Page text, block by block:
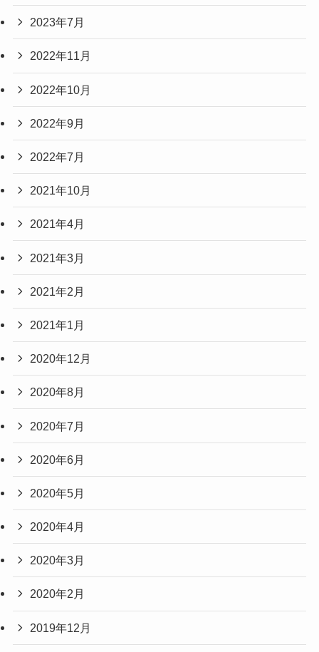
2023年7月
2022年11月
2022年10月
2022年9月
2022年7月
2021年10月
2021年4月
2021年3月
2021年2月
2021年1月
2020年12月
2020年8月
2020年7月
2020年6月
2020年5月
2020年4月
2020年3月
2020年2月
2019年12月